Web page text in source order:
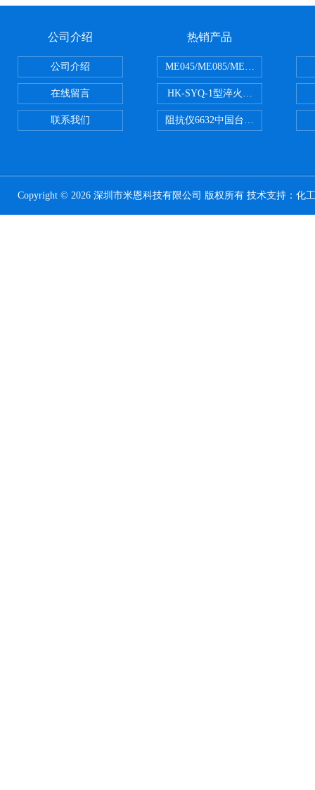
公司介绍
公司介绍
在线留言
联系我们
热销产品
ME045/ME085/ME150ME系列
HK-SYQ-1型淬火介质冷却性能测
阻抗仪6632中国台湾益和
Copyright © 2026 深圳市米恩科技有限公司 版权所有 技术支持： 化